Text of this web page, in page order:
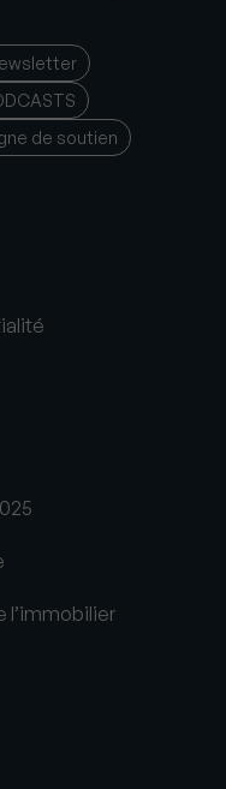
de soutien
l’immobilier